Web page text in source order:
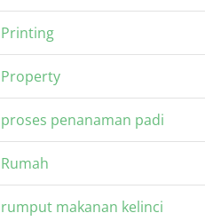
Printing
Property
proses penanaman padi
Rumah
rumput makanan kelinci